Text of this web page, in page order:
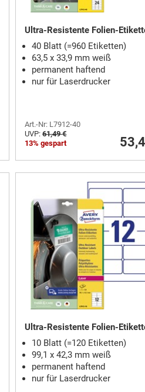
Ultra-Resistente Folien-
40 Blatt (=960 Etiketten)
63,5 x 33,9 mm weiß
permanent haftend
nur für Laserdrucker
Art.-Nr: L7912-40
UVP:61,49 €
13% gespart
Ultra-Resistente Folien-
10 Blatt (=120 Etiketten)
99,1 x 42,3 mm weiß
permanent haftend
nur für Laserdrucker